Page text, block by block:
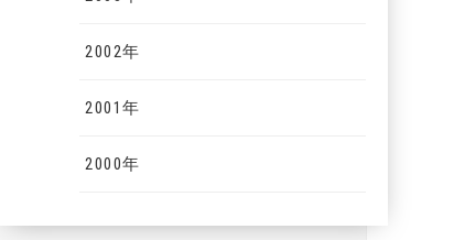
2002年
2001年
2000年